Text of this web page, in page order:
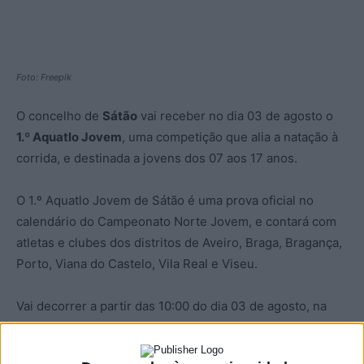
Foto: Freepik
O concelho de Sátão vai receber no dia 03 de agosto o
1.º Aquatlo Jovem, uma competição que alia a natação à
corrida, e destinada a jovens dos 07 aos 17 anos.
O 1.º Aquatlo Jovem de Sátão é uma prova oficial no
calendário do Campeonato Norte Jovem, e contará com
atletas e clubes dos distritos de Aveiro, Braga, Bragança,
Porto, Viana do Castelo, Vila Real e Viseu.
Vai decorrer a partir das 10:00 do dia 03 de agosto, na
Praia Fluvial do Trabulo e na zona do Santuário do
Senhor dos Caminhos, e tem as inscrições abertas,